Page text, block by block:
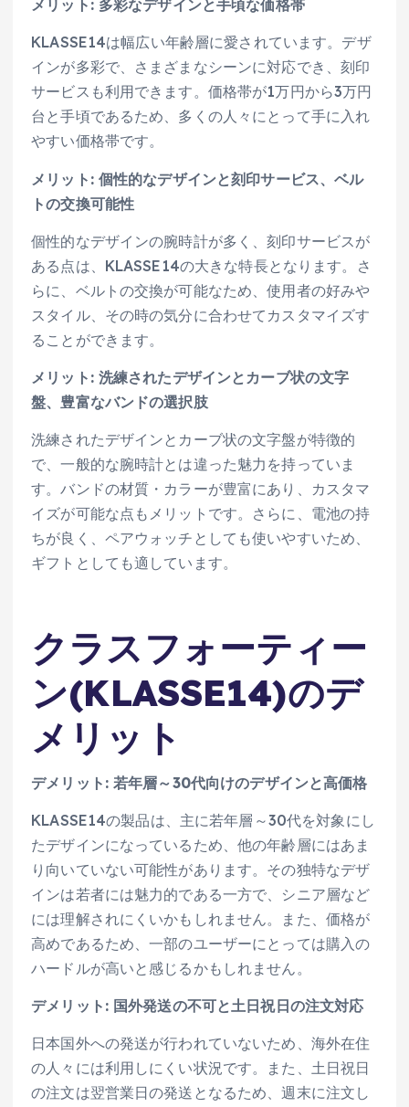
メリット: 多彩なデザインと手頃な価格帯
KLASSE14は幅広い年齢層に愛されています。デザ
インが多彩で、さまざまなシーンに対応でき、刻印
サービスも利用できます。価格帯が1万円から3万円
台と手頃であるため、多くの人々にとって手に入れ
やすい価格帯です。
メリット: 個性的なデザインと刻印サービス、ベル
トの交換可能性
個性的なデザインの腕時計が多く、刻印サービスが
ある点は、KLASSE14の大きな特長となります。さ
らに、ベルトの交換が可能なため、使用者の好みや
スタイル、その時の気分に合わせてカスタマイズす
ることができます。
メリット: 洗練されたデザインとカーブ状の文字
盤、豊富なバンドの選択肢
洗練されたデザインとカーブ状の文字盤が特徴的
で、一般的な腕時計とは違った魅力を持っていま
す。バンドの材質・カラーが豊富にあり、カスタマ
イズが可能な点もメリットです。さらに、電池の持
ちが良く、ペアウォッチとしても使いやすいため、
ギフトとしても適しています。
クラスフォーティー
ン(KLASSE14)のデ
メリット
デメリット: 若年層～30代向けのデザインと高価格
KLASSE14の製品は、主に若年層～30代を対象にし
たデザインになっているため、他の年齢層にはあま
り向いていない可能性があります。その独特なデザ
インは若者には魅力的である一方で、シニア層など
には理解されにくいかもしれません。また、価格が
高めであるため、一部のユーザーにとっては購入の
ハードルが高いと感じるかもしれません。
デメリット: 国外発送の不可と土日祝日の注文対応
日本国外への発送が行われていないため、海外在住
の人々には利用しにくい状況です。また、土日祝日
の注文は翌営業日の発送となるため、週末に注文し